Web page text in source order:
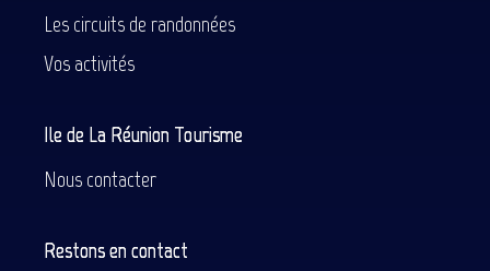
Les circuits de randonnées
Vos activités
Ile de La Réunion Tourisme
Nous contacter
Restons en contact